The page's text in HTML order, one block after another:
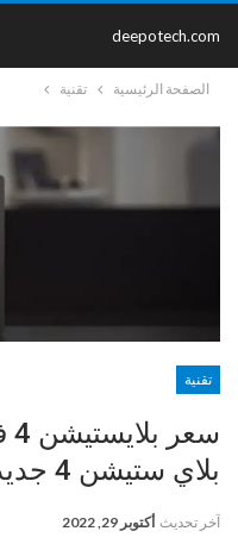
deepotech.com
الصفحة الرئيسية تقنية
تقنية
بلاي ستيشن 4 جديد و مستعمل
آخر تحديث أكتوبر 29, 2022